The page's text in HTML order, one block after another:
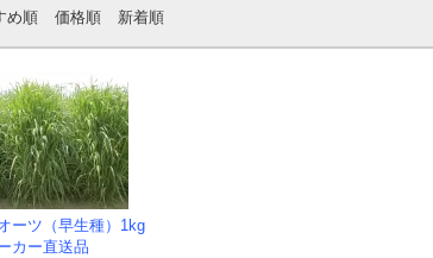
め順 価格順 新着順
ーツ（早生種）1kg
カー直送品